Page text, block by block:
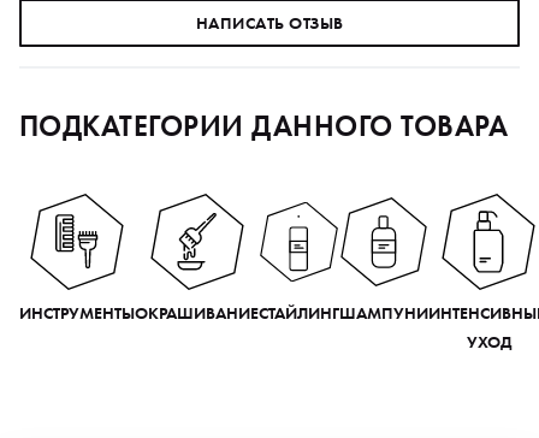
НАПИСАТЬ ОТЗЫВ
ПОДКАТЕГОРИИ ДАННОГО ТОВАРА
ИНСТРУМЕНТЫОКРАШИВАНИЕСТАЙЛИНГШАМПУНИ
УХОД